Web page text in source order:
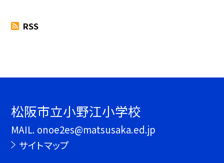
RSS
松阪市立小野江小学校
MAIL. onoe2es@matsusaka.ed.jp
サイトマップ